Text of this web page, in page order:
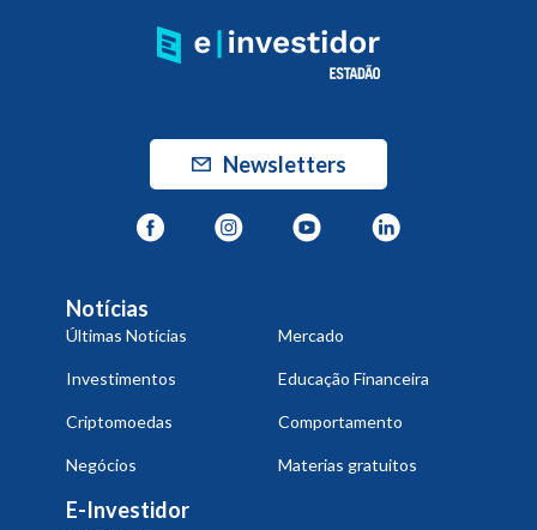
Newsletters
Notícias
Últimas Notícias Mercado
Investimentos Educação Financeira
Criptomoedas Comportamento
Negócios Materias gratuitos
E-Investidor